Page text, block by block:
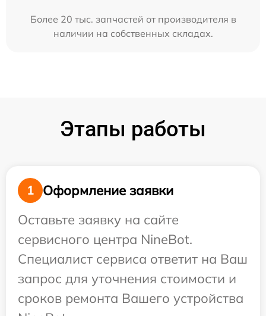
Более 20 тыс. запчастей от производителя в
наличии на собственных складах.
Этапы работы
1
Оформление заявки
Оставьте заявку на сайте
сервисного центра NineBot.
Специалист сервиса ответит на Ваш
запрос для уточнения стоимости и
сроков ремонта Вашего устройства